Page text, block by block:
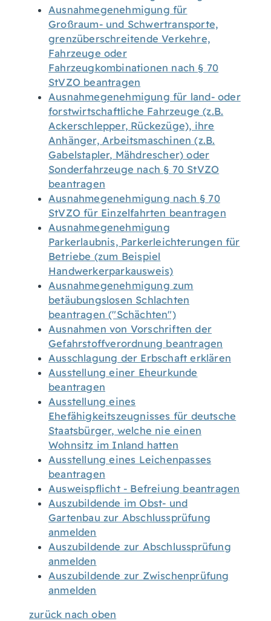
Ausnahmegenehmigung für
Großraum- und Schwertransporte,
grenzüberschreitende Verkehre,
Fahrzeuge oder
Fahrzeugkombinationen nach § 70
StVZO beantragen
Ausnahmegenehmigung für land- oder
forstwirtschaftliche Fahrzeuge (z.B.
Ackerschlepper, Rückezüge), ihre
Anhänger, Arbeitsmaschinen (z.B.
Gabelstapler, Mähdrescher) oder
Sonderfahrzeuge nach § 70 StVZO
beantragen
Ausnahmegenehmigung nach § 70
StVZO für Einzelfahrten beantragen
Ausnahmegenehmigung
Parkerlaubnis, Parkerleichterungen für
Betriebe (zum Beispiel
Handwerkerparkausweis)
Ausnahmegenehmigung zum
betäubungslosen Schlachten
beantragen ("Schächten")
Ausnahmen von Vorschriften der
Gefahrstoffverordnung beantragen
Ausschlagung der Erbschaft erklären
Ausstellung einer Eheurkunde
beantragen
Ausstellung eines
Ehefähigkeitszeugnisses für deutsche
Staatsbürger, welche nie einen
Wohnsitz im Inland hatten
Ausstellung eines Leichenpasses
beantragen
Ausweispflicht - Befreiung beantragen
Auszubildende im Obst- und
Gartenbau zur Abschlussprüfung
anmelden
Auszubildende zur Abschlussprüfung
anmelden
Auszubildende zur Zwischenprüfung
anmelden
zurück nach oben